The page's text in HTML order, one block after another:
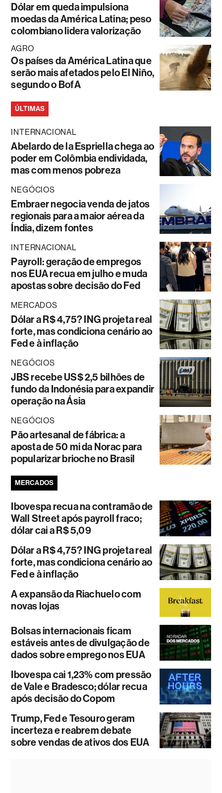
Dólar em queda impulsiona
moedas da América Latina; peso
colombiano lidera valorização
AGRO
Os países da América Latina que
serão mais afetados pelo El Niño,
segundo o BofA
ÚLTIMAS
INTERNACIONAL
Abelardo de la Espriella chega ao
poder em Colômbia endividada,
mas com menos pobreza
NEGÓCIOS
Embraer negocia venda de jatos
regionais para a maior aérea da
Índia, dizem fontes
INTERNACIONAL
Payroll: geração de empregos
nos EUA recua em julho e muda
apostas sobre decisão do Fed
MERCADOS
Dólar a R$ 4,75? ING projeta real
forte, mas condiciona cenário ao
Fed e à inflação
NEGÓCIOS
JBS recebe US$ 2,5 bilhões de
fundo da Indonésia para expandir
operação na Ásia
NEGÓCIOS
Pão artesanal de fábrica: a
aposta de 50 mi da Norac para
popularizar brioche no Brasil
MERCADOS
Ibovespa recua na contramão de
Wall Street após payroll fraco;
dólar cai a R$ 5,09
Dólar a R$ 4,75? ING projeta real
forte, mas condiciona cenário ao
Fed e à inflação
A expansão da Riachuelo com
novas lojas
Bolsas internacionais ficam
estáveis antes de divulgação de
dados sobre emprego nos EUA
Ibovespa cai 1,23% com pressão
de Vale e Bradesco; dólar recua
após decisão do Copom
Trump, Fed e Tesouro geram
incerteza e reabrem debate
sobre vendas de ativos dos EUA